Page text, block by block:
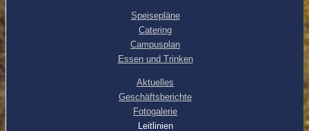
Speisepläne
Catering
Campusplan
Essen und Trinken
Aktuelles
Geschäftsberichte
Fotogalerie
Leitlinien